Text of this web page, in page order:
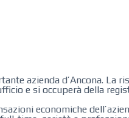
azienda d’Ancona.
e si occuperà della
economiche